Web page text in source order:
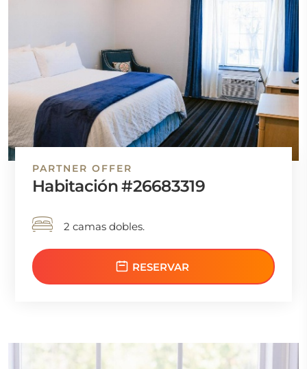
PARTNER OFFER
Habitación #26683319
2 camas dobles.
RESERVAR